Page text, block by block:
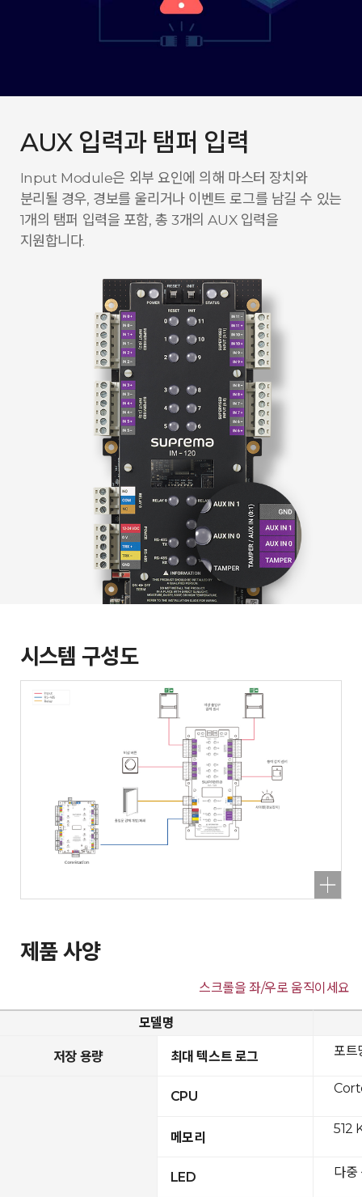
AUX 입력과 탬퍼 입력
Input Module은 외부 요인에 의해 마스터 장치와
분리될 경우, 경보를 울리거나 이벤트 로그를 남길 수 있는
1개의 탬퍼 입력을 포함, 총 3개의 AUX 입력을
지원합니다.
시스템 구성도
제품 사양
스크롤을 좌/우로 움직이세요
모델명
저장 용량 최대 텍스트 로그
CPU
메모리
LED
포트
512
다중